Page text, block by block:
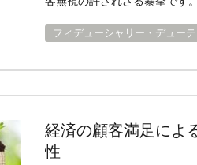
フィデューシャリー・デュー
経済の顧客満足によ
性